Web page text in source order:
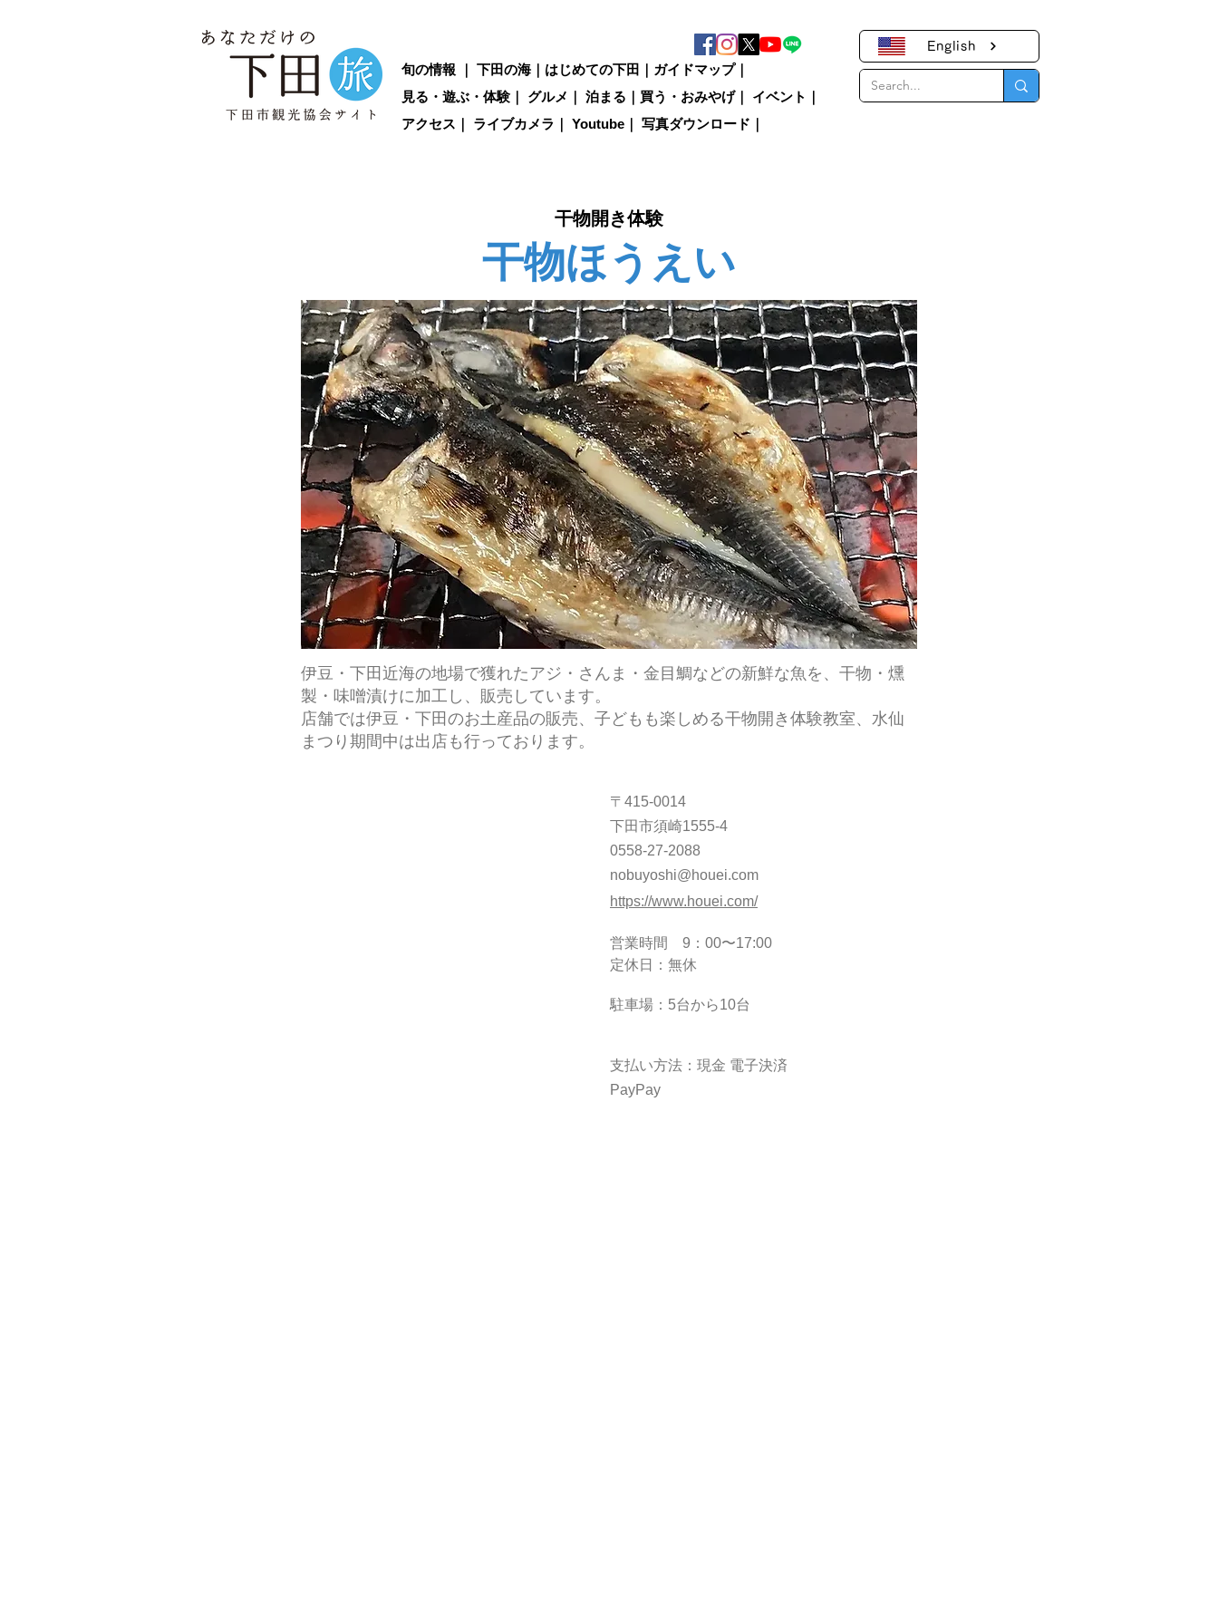
旬の情報 ｜ 下田の海 ｜ はじめての下田 ｜ ガイドマップ｜
見る・遊ぶ・体験｜ グルメ ｜ 泊まる ｜ 買う・おみやげ｜ イベント｜
アクセス ｜ ライブカメラ ｜ Youtube ｜ 写真ダウンロード ｜
English
干物開き体験
干物ほうえい
伊豆・下田近海の地場で獲れたアジ・さんま・金目鯛などの新鮮な魚を、干物・燻
製・味噌漬けに加工し、販売しています。
店舗では伊豆・下田のお土産品の販売、子どもも楽しめる干物開き体験教室、水仙
まつり期間中は出店も行っております。
〒415-0014
下田市須崎1555-4
0558-27-2088
nobuyoshi@houei.com
https://www.houei.com/
営業時間 9：00〜17:00
定休日：無休
駐車場：5台から10台
支払い方法：現金 電子決済
PayPay